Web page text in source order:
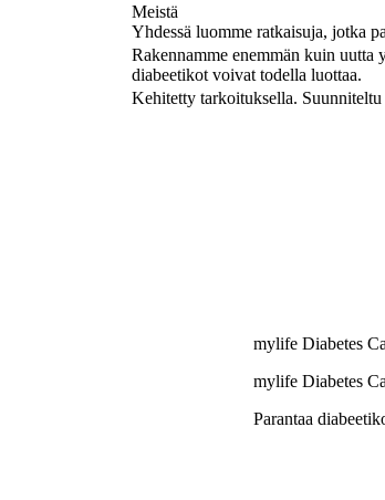
Meistä
Yhdessä luomme ratkaisuja, jotka
Rakennamme enemmän kuin
diabeetikot voivat todella luottaa.
Kehitetty tarkoituksella. Suunniteltu
mylife Diabetes
mylife Diabetes
Parantaa